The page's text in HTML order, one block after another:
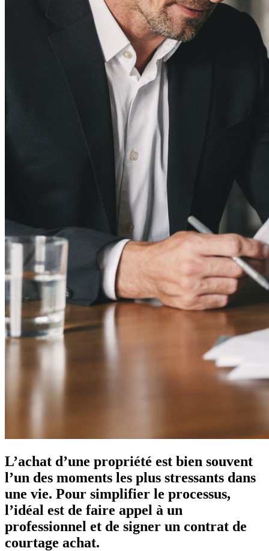
L’achat d’une propriété est bien souvent
l’un des moments les plus stressants dans
une vie. Pour simplifier le processus,
l’idéal est de faire appel à un
professionnel et de signer un contrat de
courtage achat.